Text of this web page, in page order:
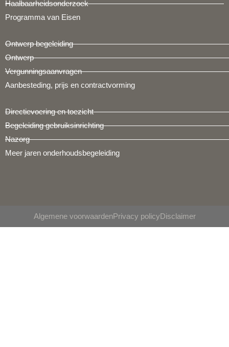
Haalbaarheidsonderzoek
Programma van Eisen
Ontwerp begeleiding
Ontwerp
Vergunningsaanvragen
Aanbesteding, prijs en contractvorming
Directievoering en toezicht
Begeleiding gebruiksinrichting
Nazorg
Meer jaren onderhoudsbegeleiding
Algemene voorwaardenPrivacy policyDisclaimer